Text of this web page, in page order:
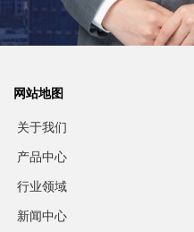
网站地图
关于我们
产品中心
行业领域
新闻中心